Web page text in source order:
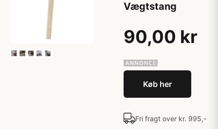
Vægtstang
90,00 kr
Køb her
Fri fragt over kr. 995,-